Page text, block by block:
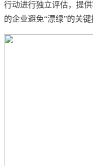
行动进行独立评估，提
的企业避免“漂绿”的关键